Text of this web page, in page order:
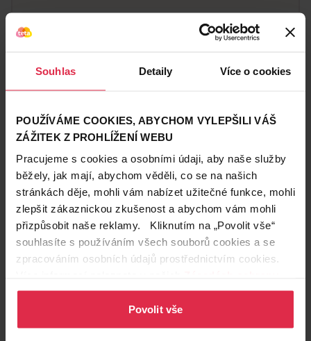
Souhlas Detaily Více o cookies
POUŽÍVÁME COOKIES, ABYCHOM VYLEPŠILI VÁŠ
ZÁŽITEK Z PROHLÍŽENÍ WEBU
Pracujeme s cookies a osobními údaji, aby naše služby
běžely, jak mají, abychom věděli, co se na našich
stránkách děje, mohli vám nabízet užitečné funkce, mohli
zlepšit zákaznickou zkušenost a abychom vám mohli
přizpůsobit naše reklamy. Kliknutím na „Povolit vše“
souhlasíte s používáním všech souborů cookies a se
zpracováním osobních údajů prostřednictvím cookies.
osobních údajů.
Povolit vše